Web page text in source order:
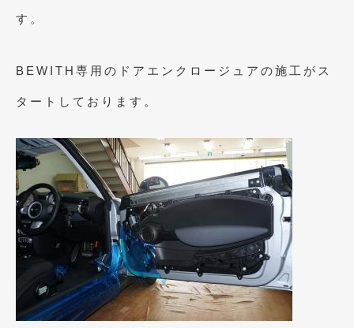
2023年4月 (1)
2022年12月(1)
2022年8月(1)
2022年4月(2)
2022年1月(3)
2021年12月(2)
2021年8月(2)
2021年7月(7)
す。
BEWITH専用のドアエンクロージュアの施工がス
タートしております。